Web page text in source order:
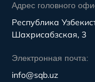
Адрес головного
Республика
Шахрисабзская, 3
Электронная почта:
info@sqb.uz